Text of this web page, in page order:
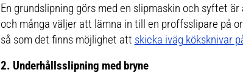
En grundslipning görs med en slipmaskin och syftet
och många väljer att lämna in till en proffsslipare på
så som det finns möjlighet att skicka iväg köksknivar
2. Underhållsslipning med bryne